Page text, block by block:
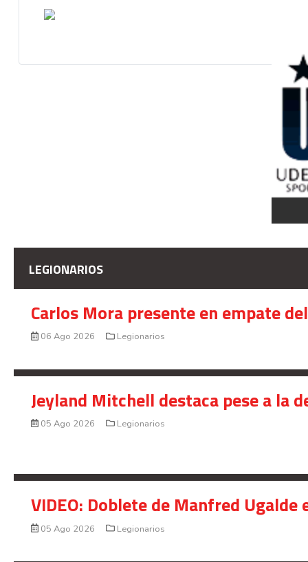
LEGIONARIOS
Carlos Mora presente en empate
06 Ago 2026 Legionarios
Jeyland Mitchell destaca pese a la
05 Ago 2026 Legionarios
VIDEO: Doblete de Manfred
05 Ago 2026 Legionarios